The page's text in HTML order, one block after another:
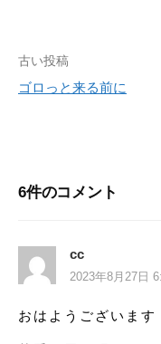
投
稿
ゲ
シ
古い投稿
ゴロっと来る前に
6件のコメント
cc
2023年8月27日
おはようございます